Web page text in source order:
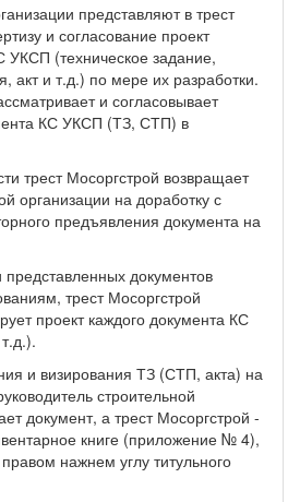
представляют в трест
и согласование проект
УКСП (техническое задание,
акт и т.д.) по мере их разработки.
и согласовывает
КС УКСП (ТЗ, СТП) в
трест Мосоргстрой возвращает
организации на доработку с
предъявления документа на
представленных документов
трест Мосоргстрой
проект каждого документа КС
и визирования ТЗ (СТП, акта) на
строительной
документ, а трест Мосоргстрой -
книге (приложение № 4),
нажнем углу титульного